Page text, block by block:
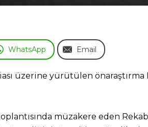
WhatsApp Email
üzerine yürütülen
müzakere eden